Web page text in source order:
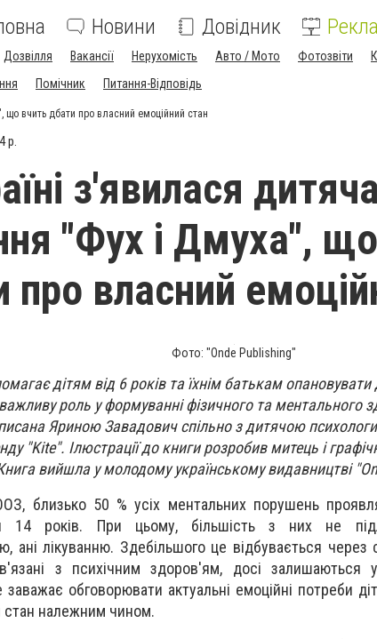
Новини Довідник
Дозвілля Вакансії Нерухомість Авто / Мото Фотозвіти
Помічник Питання-Відповідь
що вчить дбати про власний емоційний стан
р.
з'явилася
"Фух і Дмуха",
про власний
Фото: "Onde Publishing"
дітям від 6 років та їхнім батькам опановувати
роль у формуванні фізичного та ментального
Яриною Завадович спільно з дитячою
"Kite". Ілюстрації до книги розробив митець і
вийшла у молодому українському видавництві
близько 50 % усіх ментальних порушень
14 років. При цьому, більшість з них не
ані лікуванню. Здебільшого це відбувається
з психічним здоров'ям, досі залишаються
заважає обговорювати актуальні емоційні потреби
стан належним чином.​​